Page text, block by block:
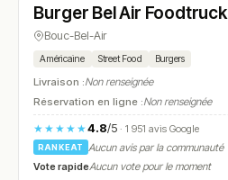
N° 10
Burger Bel Air Foodtruck
Bouc-Bel-Air
Américaine Street Food Burgers
Livraison :Non renseignée
Réservation en ligne :Non renseignée
★★★★★4.8/5· 1 951 avis Google
RANKEAT
Aucun avis par la communauté
Vote rapideAucun vote pour le moment